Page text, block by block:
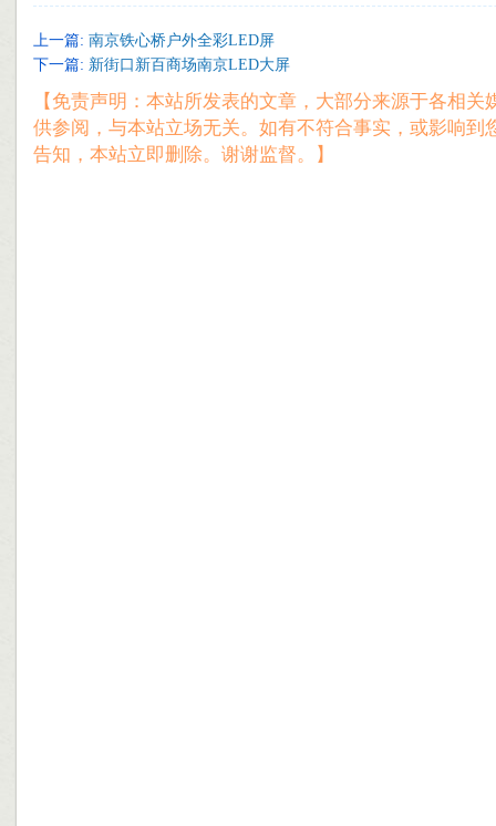
上一篇: 南京铁心桥户外全彩LED屏
下一篇: 新街口新百商场南京LED大屏
【免责声明：本站所发表的文章，大部分来源于各相关
供参阅，与本站立场无关。如有不符合事实，或影响到
告知，本站立即删除。谢谢监督。】